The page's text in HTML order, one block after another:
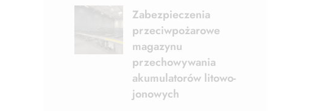
Zabezpieczenia
przeciwpożarowe
magazynu
przechowywania
akumulatorów litowo-
jonowych